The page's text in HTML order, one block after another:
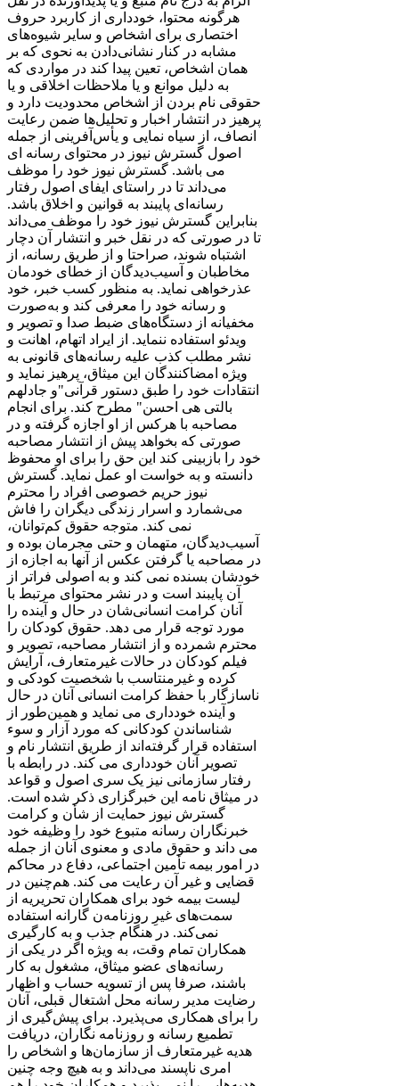
هرگونه محتوا، خودداری از کاربرد حروف
اختصاری برای اشخاص و سایر شیوه‌های
مشابه در کنار نشانی‌دادن به نحوی که بر
همان اشخاص، تعین پیدا کند در مواردی که
به دلیل موانع و یا ملاحظات اخلاقی و یا
حقوقی نام بردن از اشخاص محدودیت دارد و
پرهیز در انتشار اخبار و تحلیل‌ها ضمن رعایت
انصاف، از سیاه ‌نمایی و یأس‌آفرینی از جمله
اصول گسترش نیوز در محتوای رسانه ای
می باشد. گسترش نیوز خود را موظف
می‌داند تا در راستای ایفای اصول رفتار
رسانه‌ای پایبند به قوانین و اخلاق باشد.
بنابراین گسترش نیوز خود را موظف می‌داند
تا در صورتی که در نقل خبر و انتشار آن دچار
اشتباه شوند، صراحتا و از طریق رسانه، از
مخاطبان و آسیب‌دیدگان از خطای خودمان
عذرخواهی نماید. به منظور کسب خبر، خود
و رسانه خود را معرفی کند و به‌صورت
مخفیانه از دستگاه‌های ضبط صدا و تصویر و
ویدئو استفاده ننماید. از ایراد اتهام، اهانت و
نشر مطلب کذب علیه رسانه‌های قانونی به
‌ویژه امضاکنندگان این میثاق، پرهیز نماید و
انتقادات‌ خود را طبق دستور قرآنی"و جادلهم
بالتی هی احسن" مطرح کند. برای انجام
مصاحبه با هرکس از او اجازه گرفته و در
صورتی که بخواهد پیش از انتشار مصاحبه
خود را بازبینی کند این حق را برای او محفوظ
دانسته و به خواست او عمل نماید. گسترش
نیوز حریم خصوصی افراد را محترم
می‌شمارد و اسرار زندگی دیگران را فاش
نمی کند. متوجه حقوق کم‌توانان،
آسیب‌دیدگان، متهمان و حتی مجرمان بوده و
در مصاحبه یا گرفتن عکس از آنها به اجازه از
خودشان بسنده نمی کند و به اصولی فراتر از
آن پایبند است و در نشر محتوای مرتبط با
آنان کرامت انسانی‌شان در حال و آینده را
مورد توجه قرار می دهد. حقوق کودکان را
محترم شمرده و از انتشار مصاحبه، تصویر و
فیلم کودکان در حالات غیرمتعارف، آرایش
کرده و غیرمنتاسب با شخصیت کودکی و
ناسازگار با حفظ کرامت انسانی آنان در حال
و آینده خودداری می نماید و همین‌طور از
شناساندن کودکانی که مورد آزار و سوء
استفاده قرار گرفته‌اند از طریق انتشار نام و
تصویر آنان خودداری می کند. در رابطه با
رفتار سازمانی نیز یک سری اصول و قواعد
در میثاق نامه این خبرگزاری ذکر شده است.
گسترش نیوز حمایت از شأن و کرامت
خبرنگاران رسانه متبوع خود را وظیفه خود
می داند و حقوق مادی و معنوی آنان از جمله
در امور بیمه تأمین اجتماعی، دفاع در محاکم
قضایی و غیر آن رعایت می کند. هم‌چنین در
لیست بیمه خود برای همکاران تحریریه از
سمت‌های غیرِ روزنامه‌ن گارانه استفاده
نمی‌کند. در هنگام جذب و به کارگیری
همکاران تمام وقت، به ‌ویژه اگر در یکی از
رسانه‌های عضو میثاق، مشغول به کار
باشند، صرفا پس از تسویه‌ حساب و اظهار
رضایت مدیر رسانه محل اشتغال قبلی، آنان
را برای همکاری می‌پذیرد. برای پیش‌گیری از
تطمیع رسانه و روزنامه ‌نگاران، دریافت
هدیه غیرمتعارف از سازمان‌ها و اشخاص را
امری ناپسند می‌داند و به ‌هیچ ‌وجه چنین